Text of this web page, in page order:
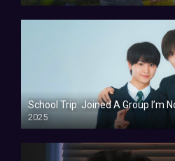
School Trip: Joined A Group I’m
2025